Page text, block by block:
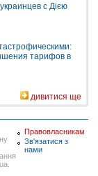
с Дією
тарифов в
дивитися ще
Правовласникам
Зв'язатися з
нами